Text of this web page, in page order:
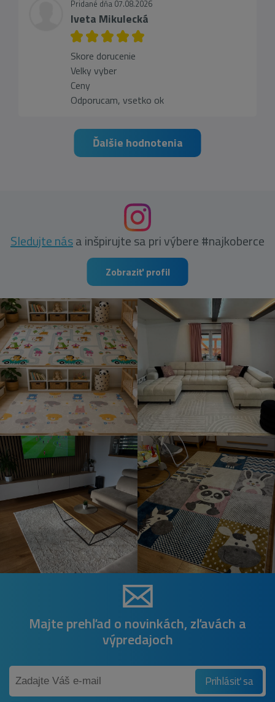
Pridané dňa 07.08.2026
Iveta Mikulecká
Skore dorucenie
Velky vyber
Ceny
Odporucam, vsetko ok
Ďalšie hodnotenia
Sledujte nása inšpirujte sa pri výbere #najkoberce
Zobraziť profil
Majte prehľad o novinkách, zľavách a
výpredajoch
Prihlásiť sa